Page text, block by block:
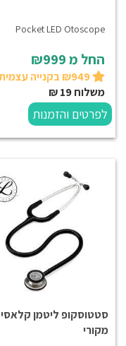
Pocket LED Otoscope
החל מ
משלוח 19 ₪
לפרטים והזמנות
מקורי